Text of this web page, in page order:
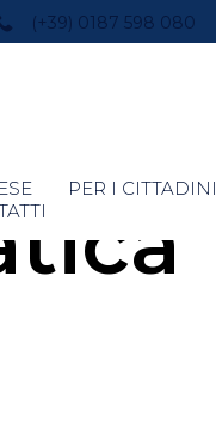
(+39) 0187 598 080
PER I CITTADINI